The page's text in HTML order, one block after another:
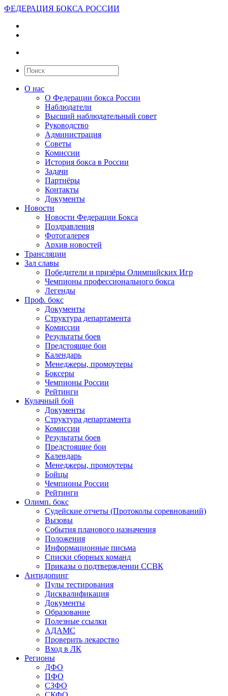
ФЕДЕРАЦИЯ БОКСА РОССИИ
О нас
О Федерации бокса России
Наблюдатели
Высший наблюдательный совет
Руководство
Администрация
Советы
Комиссии
История бокса в России
Задачи
Партнёры
Контакты
Документы
Новости
Новости Федерации Бокса
Поздравления
Фотогалерея
Архив новостей
Трансляции
Зал славы
Победители и призёры Олимпийских Игр
Чемпионы профессионального бокса
Легенды
Проф. бокс
Документы
Структура департамента
Комиссии
Результаты боев
Предстоящие бои
Календарь
Менеджеры, промоутеры
Боксеры
Чемпионы России
Рейтинги
Кулачный бой
Документы
Структура департамента
Комиссии
Результаты боев
Предстоящие бои
Календарь
Менеджеры, промоутеры
Бойцы
Чемпионы России
Рейтинги
Олимп. бокс
Судейские отчеты (Протоколы соревнований)
Вызовы
События планового назначения
Положения
Информационные письма
Списки сборных команд
Приказы о подтверждении ССВК
Антидопинг
Пулы тестирования
Дисквалификация
Документы
Образование
Полезные ссылки
АДАМС
Проверить лекарство
Вход в ЛК
Регионы
ДФО
ПФО
СЗФО